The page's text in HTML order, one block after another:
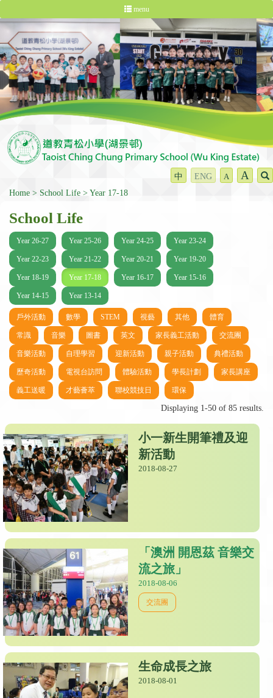
menu
中 ENG A A
Home School Life Year 17-18
School Life
Year 26-27 Year 25-26 Year 24-25 Year 23-24
Year 22-23 Year 21-22 Year 20-21 Year 19-20
Year 18-19 Year 17-18 Year 16-17 Year 15-16
Year 14-15 Year 13-14
戶外活動 數學 STEM 視藝 其他 體育
常識 音樂 圖書 英文 家長義工活動 交流團
音樂活動 自理學習 迎新活動 親子活動 典禮活動
歷奇活動 電視台訪問 體驗活動 學長計劃 家長講座
義工送暖 才藝薈萃 聯校競技日 環保
Displaying 1-50 of 85 results.
小一新生開筆禮及迎
新活動
2018-08-27
「澳洲 開恩茲 音樂交
流之旅」
2018-08-06
交流團
生命成長之旅
2018-08-01